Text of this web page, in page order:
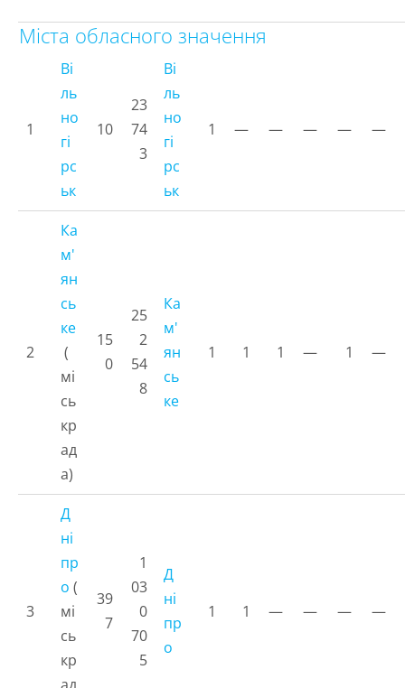
Міста обласного значення
1
Ві
ль
но
гі
рс
ьк
10
23
74
3
Ві
ль
но
гі
рс
ьк
1 — — — — —
2
Ка
м'
ян
сь
ке
(
мі
сь
кр
ад
а)
15
0
25
2
54
8
Ка
м'
ян
сь
ке
1 1 1 — 1 —
3
Д
ні
пр
о (
мі
сь
кр
39
7
1
03
0
70
5
Д
ні
пр
о
1 1 — — — —